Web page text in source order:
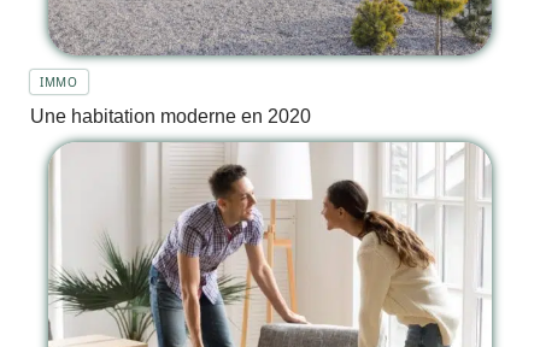
IMMO
Une habitation moderne en 2020